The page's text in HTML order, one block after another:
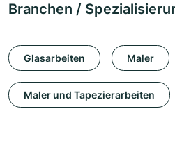
Branchen /
Glasarbeiten Maler
Maler und Tapezierarbeiten